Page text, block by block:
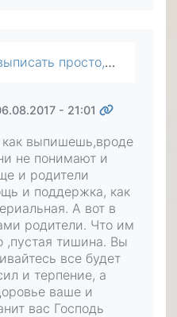
дом, это самое отдаленное село в районе, не хватит ни на что. По документам это квартира, земельного участка в собственности…
- 21:01
выпишешь,вроде
не понимают и
и родители
и поддержка, как
А вот в
родители. Что им
,пустая тишина. Вы
все будет
и терпение, а
ваше и
вас Господь